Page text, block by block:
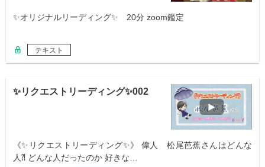
✨オリジナルリーディング✨ 20分 zoom鑑定
テキスト
✨リクエストリーディング✨002
《✨リクエストリーディング✨》 偉人 松尾芭蕉さんはどんな
人⁈ どんな人だったのか 好きな…